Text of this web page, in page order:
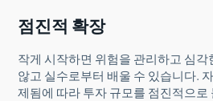
점진적 확장
작게 시작하면 위험을 관리하고 심각
않고 실수로부터 배울 수 있습니다.
제됨에 따라 투자 규모를 점진적으로